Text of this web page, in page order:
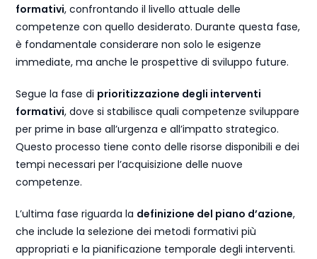
formativi, confrontando il livello attuale delle
competenze con quello desiderato. Durante questa fase,
è fondamentale considerare non solo le esigenze
immediate, ma anche le prospettive di sviluppo future.
Segue la fase di prioritizzazione degli interventi
formativi, dove si stabilisce quali competenze sviluppare
per prime in base all’urgenza e all’impatto strategico.
Questo processo tiene conto delle risorse disponibili e dei
tempi necessari per l’acquisizione delle nuove
competenze.
L’ultima fase riguarda la definizione del piano d’azione,
che include la selezione dei metodi formativi più
appropriati e la pianificazione temporale degli interventi.